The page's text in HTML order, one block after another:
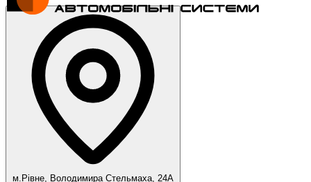
м.Рівне, Володимира Стельмаха, 24А